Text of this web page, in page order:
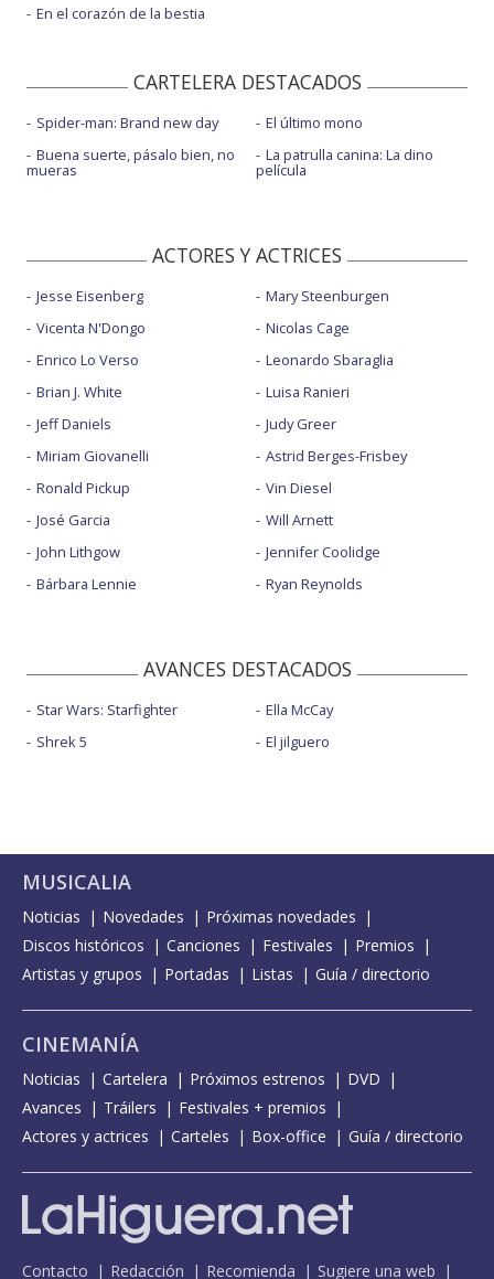
En el corazón de la bestia
CARTELERA DESTACADOS
Spider-man: Brand new day
Buena suerte, pásalo bien, no
mueras
El último mono
La patrulla canina: La dino
película
ACTORES Y ACTRICES
Jesse Eisenberg
Vicenta N'Dongo
Enrico Lo Verso
Brian J. White
Jeff Daniels
Miriam Giovanelli
Ronald Pickup
José Garcia
John Lithgow
Bárbara Lennie
Mary Steenburgen
Nicolas Cage
Leonardo Sbaraglia
Luisa Ranieri
Judy Greer
Astrid Berges-Frisbey
Vin Diesel
Will Arnett
Jennifer Coolidge
Ryan Reynolds
AVANCES DESTACADOS
Star Wars: Starfighter
Shrek 5
Ella McCay
El jilguero
MUSICALIA
Noticias Novedades
Próximas novedades
Discos históricos
Canciones Festivales
Premios
Artistas y grupos
Portadas Listas Guía / directorio
CINEMANÍA
Noticias Cartelera Próximos estrenos
DVD
Avances
Tráilers
Festivales + premios
Actores y actrices
Carteles Box-office Guía / directorio
Contacto Redacción Recomienda Sugiere una web